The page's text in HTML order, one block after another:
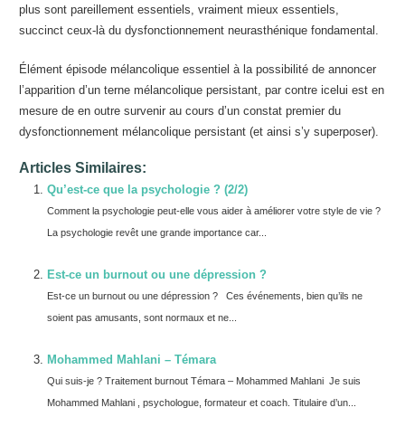
plus sont pareillement essentiels, vraiment mieux essentiels,
succinct ceux-là du dysfonctionnement neurasthénique fondamental.
Élément épisode mélancolique essentiel à la possibilité de annoncer
l’apparition d’un terne mélancolique persistant, par contre icelui est en
mesure de en outre survenir au cours d’un constat premier du
dysfonctionnement mélancolique persistant (et ainsi s’y superposer).
Articles Similaires:
Qu’est-ce que la psychologie ? (2/2)
Comment la psychologie peut-elle vous aider à améliorer votre style de vie ?
La psychologie revêt une grande importance car...
Est-ce un burnout ou une dépression ?
Est-ce un burnout ou une dépression ? Ces événements, bien qu’ils ne
soient pas amusants, sont normaux et ne...
Mohammed Mahlani – Témara
Qui suis-je ? Traitement burnout Témara – Mohammed Mahlani Je suis
Mohammed Mahlani , psychologue, formateur et coach. Titulaire d’un...